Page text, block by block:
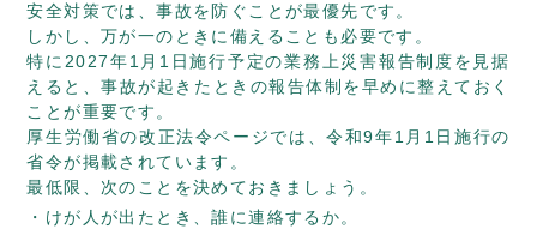
安全対策では、事故を防ぐことが最優先です。
しかし、万が一のときに備えることも必要です。
特に2027年1月1日施行予定の業務上災害報告制度を見据
えると、事故が起きたときの報告体制を早めに整えておく
ことが重要です。
厚生労働省の改正法令ページでは、令和9年1月1日施行の
省令が掲載されています。
最低限、次のことを決めておきましょう。
けが人が出たとき、誰に連絡するか。